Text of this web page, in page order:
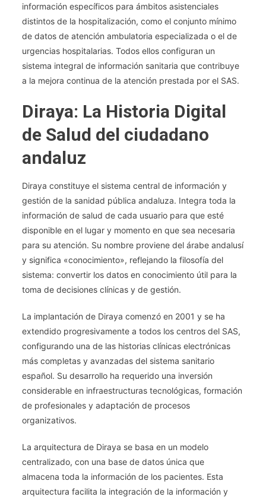
información específicos para ámbitos asistenciales
distintos de la hospitalización, como el conjunto mínimo
de datos de atención ambulatoria especializada o el de
urgencias hospitalarias. Todos ellos configuran un
sistema integral de información sanitaria que contribuye
a la mejora continua de la atención prestada por el SAS.
Diraya: La Historia Digital
de Salud del ciudadano
andaluz
Diraya constituye el sistema central de información y
gestión de la sanidad pública andaluza. Integra toda la
información de salud de cada usuario para que esté
disponible en el lugar y momento en que sea necesaria
para su atención. Su nombre proviene del árabe andalusí
y significa «conocimiento», reflejando la filosofía del
sistema: convertir los datos en conocimiento útil para la
toma de decisiones clínicas y de gestión.
La implantación de Diraya comenzó en 2001 y se ha
extendido progresivamente a todos los centros del SAS,
configurando una de las historias clínicas electrónicas
más completas y avanzadas del sistema sanitario
español. Su desarrollo ha requerido una inversión
considerable en infraestructuras tecnológicas, formación
de profesionales y adaptación de procesos
organizativos.
La arquitectura de Diraya se basa en un modelo
centralizado, con una base de datos única que
almacena toda la información de los pacientes. Esta
arquitectura facilita la integración de la información y